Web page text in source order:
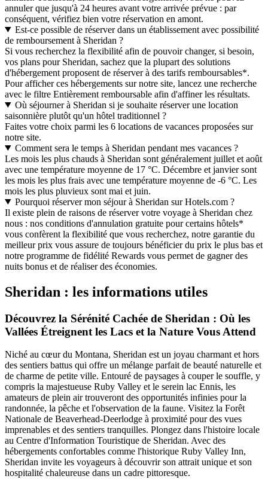
annuler que jusqu'à 24 heures avant votre arrivée prévue : par
conséquent, vérifiez bien votre réservation en amont.
Est-ce possible de réserver dans un établissement avec possibilité
de remboursement à Sheridan ?
Si vous recherchez la flexibilité afin de pouvoir changer, si besoin,
vos plans pour Sheridan, sachez que la plupart des solutions
d'hébergement proposent de réserver à des tarifs remboursables*.
Pour afficher ces hébergements sur notre site, lancez une recherche
avec le filtre Entièrement remboursable afin d'affiner les résultats.
Où séjourner à Sheridan si je souhaite réserver une location
saisonnière plutôt qu'un hôtel traditionnel ?
Faites votre choix parmi les 6 locations de vacances proposées sur
notre site.
Comment sera le temps à Sheridan pendant mes vacances ?
Les mois les plus chauds à Sheridan sont généralement juillet et août
avec une température moyenne de 17 °C. Décembre et janvier sont
les mois les plus frais avec une température moyenne de -6 °C. Les
mois les plus pluvieux sont mai et juin.
Pourquoi réserver mon séjour à Sheridan sur Hotels.com ?
Il existe plein de raisons de réserver votre voyage à Sheridan chez
nous : nos conditions d'annulation gratuite pour certains hôtels*
vous confèrent la flexibilité que vous recherchez, notre garantie du
meilleur prix vous assure de toujours bénéficier du prix le plus bas et
notre programme de fidélité Rewards vous permet de gagner des
nuits bonus et de réaliser des économies.
Sheridan : les informations utiles
Découvrez la Sérénité Cachée de Sheridan : Où les
Vallées Étreignent les Lacs et la Nature Vous Attend
Niché au cœur du Montana, Sheridan est un joyau charmant et hors
des sentiers battus qui offre un mélange parfait de beauté naturelle et
de charme de petite ville. Entouré de paysages à couper le souffle, y
compris la majestueuse Ruby Valley et le serein lac Ennis, les
amateurs de plein air trouveront des opportunités infinies pour la
randonnée, la pêche et l'observation de la faune. Visitez la Forêt
Nationale de Beaverhead-Deerlodge à proximité pour des vues
imprenables et des sentiers tranquilles. Plongez dans l'histoire locale
au Centre d'Information Touristique de Sheridan. Avec des
hébergements confortables comme l'historique Ruby Valley Inn,
Sheridan invite les voyageurs à découvrir son attrait unique et son
hospitalité chaleureuse dans un cadre pittoresque.